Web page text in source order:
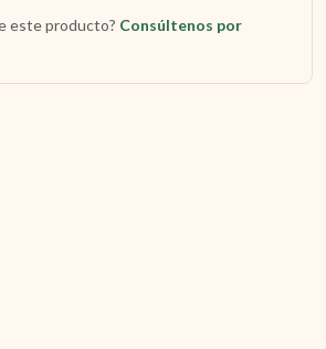
este producto? Consúltenos por